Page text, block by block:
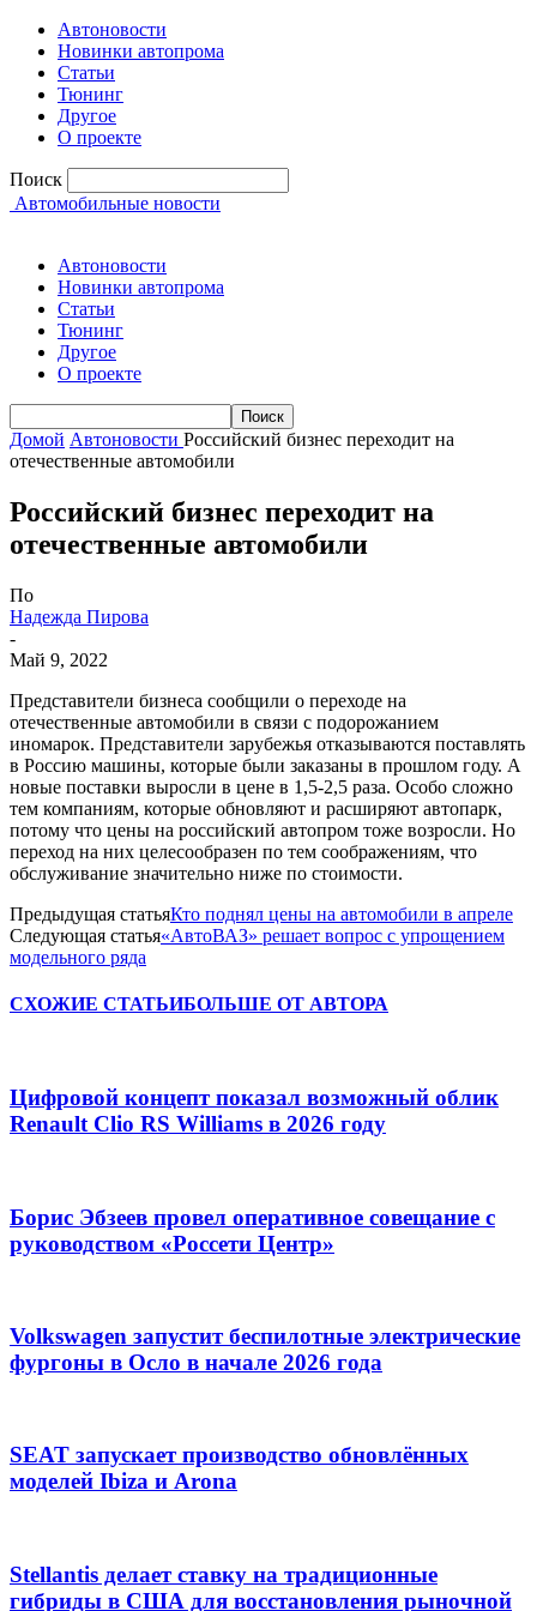
Автоновости
Новинки автопрома
Статьи
Тюнинг
Другое
О проекте
Поиск
Автомобильные новости
Автоновости
Новинки автопрома
Статьи
Тюнинг
Другое
О проекте
Домой Автоновости Российский бизнес переходит на
отечественные автомобили
Российский бизнес переходит на
отечественные автомобили
По
Надежда Пирова
-
Май 9, 2022
Представители бизнеса сообщили о переходе на
отечественные автомобили в связи с подорожанием
иномарок. Представители зарубежья отказываются поставлять
в Россию машины, которые были заказаны в прошлом году. А
новые поставки выросли в цене в 1,5-2,5 раза. Особо сложно
тем компаниям, которые обновляют и расширяют автопарк,
потому что цены на российский автопром тоже возросли. Но
переход на них целесообразен по тем соображениям, что
обслуживание значительно ниже по стоимости.
Предыдущая статьяКто поднял цены на автомобили в апреле
Следующая статья«АвтоВАЗ» решает вопрос с упрощением
модельного ряда
СХОЖИЕ СТАТЬИБОЛЬШЕ ОТ АВТОРА
Цифровой концепт показал возможный облик
Renault Clio RS Williams в 2026 году
Борис Эбзеев провел оперативное совещание с
руководством «Россети Центр»
Volkswagen запустит беспилотные электрические
фургоны в Осло в начале 2026 года
SEAT запускает производство обновлённых
моделей Ibiza и Arona
Stellantis делает ставку на традиционные
гибриды в США для восстановления рыночной